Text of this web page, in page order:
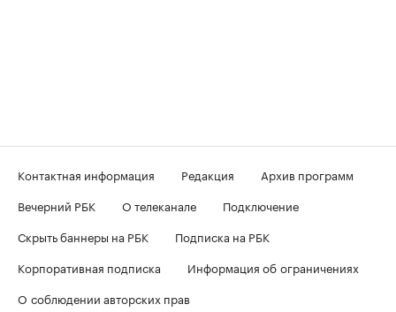
Контактная информация Редакция
Архив программ
Вечерний РБК
О телеканале
Подключение
Скрыть баннеры на РБК
Подписка на РБК
Корпоративная подписка
Информация об ограничениях
О соблюдении авторских прав